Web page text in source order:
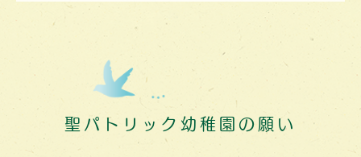
聖パトリック幼稚園の願い